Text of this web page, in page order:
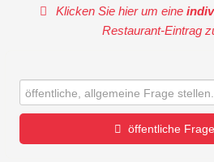
Klicken Sie hier um eine
Restaurant-Eintrag
öffentliche